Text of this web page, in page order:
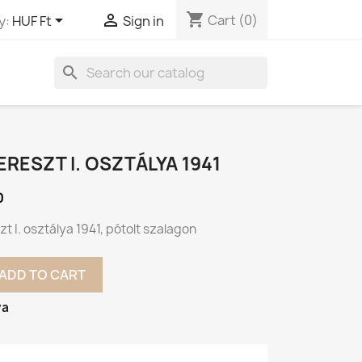
HUF Ft  Sign in shopping_cart Cart (0)
search
I. OSZTÁLYA 1941
I. osztálya 1941, pótolt szalagon
TO CART